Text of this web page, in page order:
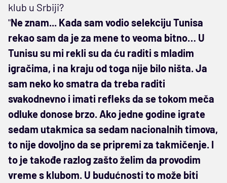
klub u Srbiji?
"Ne znam... Kada sam vodio selekciju Tunisa
rekao sam da je za mene to veoma bitno… U
Tunisu su mi rekli su da ću raditi s mladim
igračima, i na kraju od toga nije bilo ništa. Ja
sam neko ko smatra da treba raditi
svakodnevno i imati refleks da se tokom meča
odluke donose brzo. Ako jedne godine igrate
sedam utakmica sa sedam nacionalnih timova,
to nije dovoljno da se pripremi za takmičenje. I
to je takođe razlog zašto želim da provodim
vreme s klubom. U budućnosti to može biti